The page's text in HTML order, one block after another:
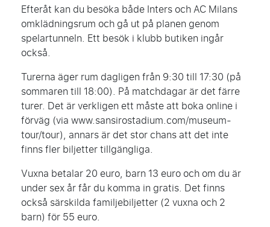
Efteråt kan du besöka både Inters och AC Milans
omklädningsrum och gå ut på planen genom
spelartunneln. Ett besök i klubb butiken ingår
också.
Turerna äger rum dagligen från 9:30 till 17:30 (på
sommaren till 18:00). På matchdagar är det färre
turer. Det är verkligen ett måste att boka online i
förväg (via www.sansirostadium.com/museum-
tour/tour), annars är det stor chans att det inte
finns fler biljetter tillgängliga.
Vuxna betalar 20 euro, barn 13 euro och om du är
under sex år får du komma in gratis. Det finns
också särskilda familjebiljetter (2 vuxna och 2
barn) för 55 euro.